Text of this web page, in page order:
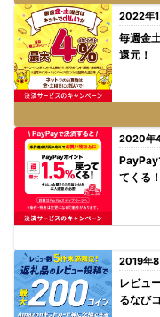
2022年
毎週金
還元！
2020年
PayPay
てくる！
2019年
レビュ
るなび